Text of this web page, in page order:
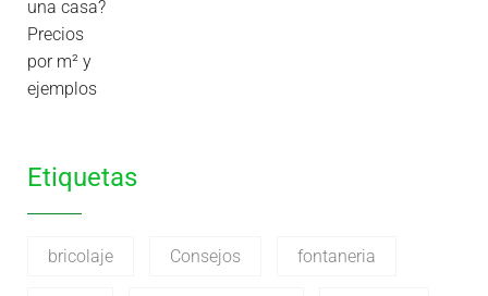
Etiquetas
bricolaje Consejos fontaneria